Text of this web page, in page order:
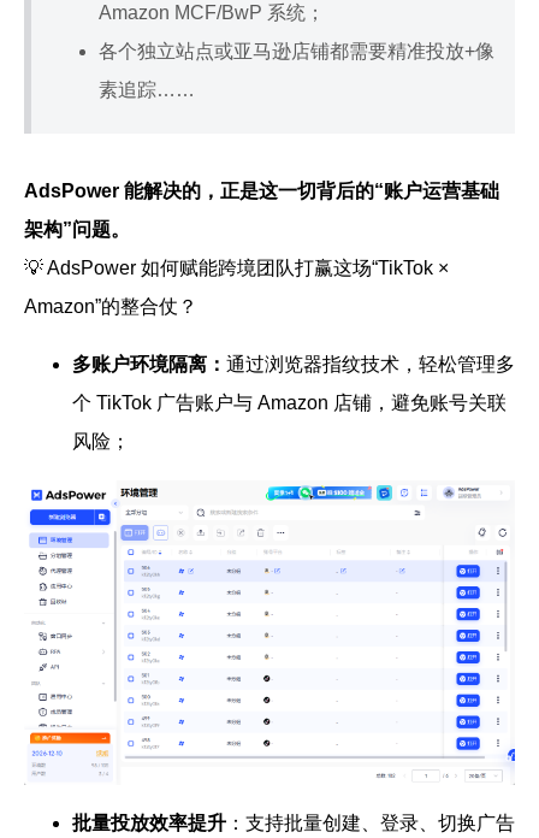
Amazon MCF/BwP 系统；
各个独立站点或亚马逊店铺都需要精准投放+像
素追踪……
AdsPower 能解决的，正是这一切背后的“账户运营基础
架构”问题。
💡 AdsPower 如何赋能跨境团队打赢这场“TikTok ×
Amazon”的整合仗？
多账户环境隔离 ： 通过浏览器指纹技术，轻松管理多
个 TikTok 广告账户与 Amazon 店铺，避免账号关联
风险；
批量投放效率提升 ：支持批量创建、登录、切换广告